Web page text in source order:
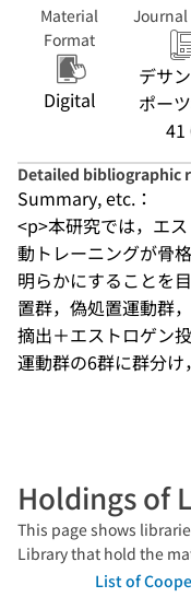
Material
Format
Digital
デサ
ポー
41
Detailed bibliographic
Summary, etc.：
<p>本研究では，エ
動トレーニングが骨
明らかにすることを
置群，偽処置運動群
摘出＋エストロゲン
運動群の6群に群分け
Holdings of
This page shows
Library that hold the
List of